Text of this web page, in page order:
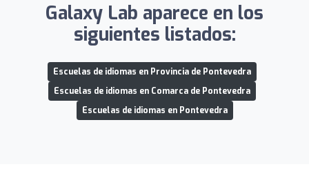
Galaxy Lab aparece en los
siguientes listados:
Escuelas de idiomas en Provincia de Pontevedra
Escuelas de idiomas en Comarca de Pontevedra
Escuelas de idiomas en Pontevedra